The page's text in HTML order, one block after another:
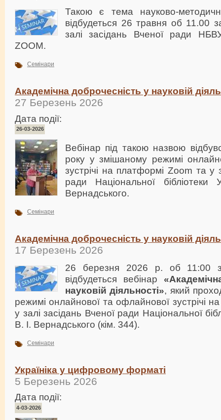
Такою є тема науково-
відбудеться 26 травня об 11.00
залі засідань Вченої ради
ZOOM.
Семінари
Академічна доброчесність у науковій
27 Березень 2026
Дата події:
26-03-2026
Вебінар під такою назвою
року у змішаному режимі
зустрічі на платформі Zoom та у
ради Національної бібліотеки
Вернадського.
Семінари
Академічна доброчесність у науковій
17 Березень 2026
26 березня 2026 р. об 11:00
відбудеться вебінар «
науковій діяльності», який
режимі онлайнової та офлайнової зустрічі
у залі засідань Вченої ради Національної
В. І. Вернадського (кім. 344).
Семінари
Україніка у цифровому форматі
5 Березень 2026
Дата події:
4-03-2026